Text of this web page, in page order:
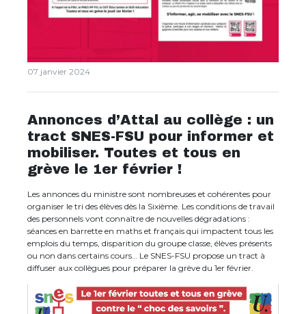
07 janvier 2024
Annonces d’Attal au collège : un
tract SNES-FSU pour informer et
mobiliser. Toutes et tous en
grève le 1er février !
Les annonces du ministre sont nombreuses et cohérentes pour
organiser le tri des élèves dès la Sixième. Les conditions de travail
des personnels vont connaître de nouvelles dégradations :
séances en barrette en maths et français qui impactent tous les
emplois du temps, disparition du groupe classe, élèves présents
ou non dans certains cours… Le SNES-FSU propose un tract à
diffuser aux collègues pour préparer la grève du 1er février.